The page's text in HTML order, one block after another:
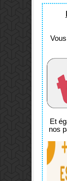
qu'il
mine
que
le
…
Et
nos